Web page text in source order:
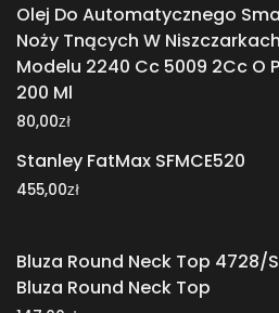
Olej Do Automatycznego
Noży Tnących W
Modelu 2240 Cc 5009 2Cc O
200 Ml
80,00zł
Stanley FatMax SFMCE520
455,00zł
Bluza Round Neck Top 4728/
Bluza Round Neck Top